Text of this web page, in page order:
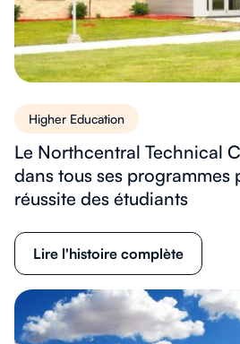
Higher Education
Le Northcentral Technical
dans tous ses programmes
réussite des étudiants
Lire l'histoire complète